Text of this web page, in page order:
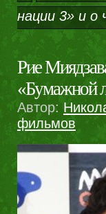
нации 3» и о
Рие
«Бумажной
Автор:
фильмов